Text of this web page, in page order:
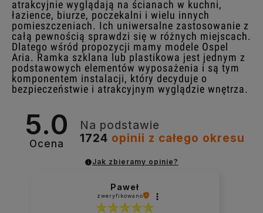
atrakcyjnie wyglądają na ścianach w kuchni,
łazience, biurze, poczekalni i wielu innych
pomieszczeniach. Ich uniwersalne zastosowanie z
całą pewnością sprawdzi się w różnych miejscach.
Dlatego wśród propozycji mamy modele Ospel
Aria. Ramka szklana lub plastikowa jest jednym z
podstawowych elementów wyposażenia i są tym
komponentem instalacji, który decyduje o
bezpieczeństwie i atrakcyjnym wyglądzie wnętrza.
5.0
Ocena
Na podstawie
1724 opinii z całego okresu
Jak zbieramy opinie?
Paweł
zweryfikowano